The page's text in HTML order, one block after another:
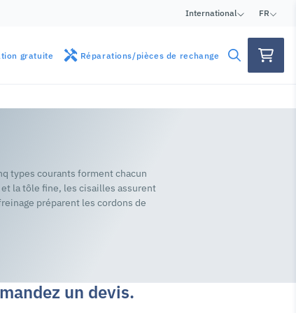
International FR
gratuite Réparations/pièces de rechange
types courants forment chacun
la tôle fine, les cisailles assurent
préparent les cordons de
un devis.